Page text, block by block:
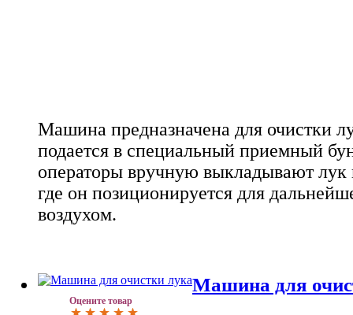
Машина предназначена для очистки
подается в специальный приемный
операторы вручную выкладывают
где он позиционируется для
воздухом.
Оцените товар
Машина для